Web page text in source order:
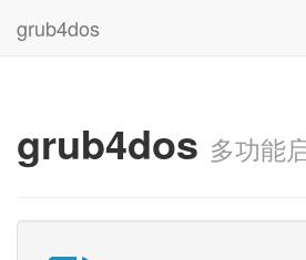
grub4dos
grub4dos 多功能